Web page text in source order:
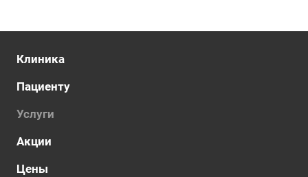
Клиника
Пациенту
Услуги
Акции
Цены